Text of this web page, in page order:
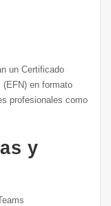
un Certificado
en formato
profesionales como
y